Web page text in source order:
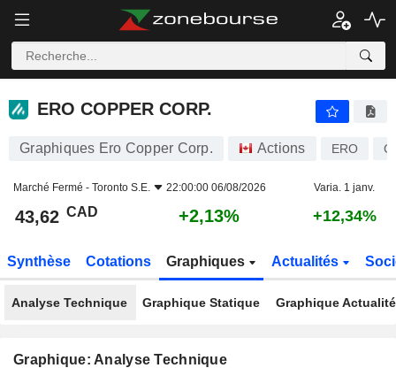
ERO COPPER CORP.
ERO COPPER CORP.
Graphiques Ero Copper Corp. Actions ERO
Marché Fermé - Toronto S.E. 22:00:00 06/08/2026 Varia. 1 janv.
43,62 CAD +2,13% +12,34%
Synthèse Cotations Graphiques Actualités
Analyse Technique Graphique Statique Graphique
Graphique: Analyse Technique